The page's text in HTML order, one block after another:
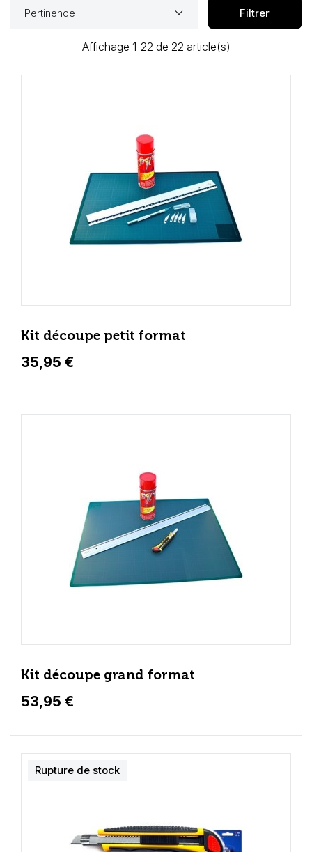
Loisirs Créatifs
Coffrets & cadeaux
Encadrement
Pertinence keyboard_arrow_down Filtrer
Affichage 1-22 de 22 article(s)
Kit découpe petit format
35,95 €
Kit découpe grand format
53,95 €
Rupture de stock